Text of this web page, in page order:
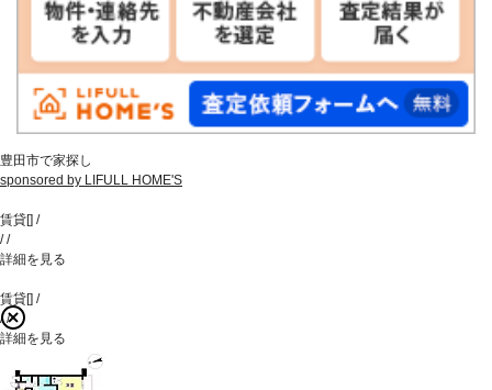
豊田市で家探し
sponsored by LIFULL HOME'S
賃貸[] /
//
詳細を見る
賃貸[] /
//
詳細を見る